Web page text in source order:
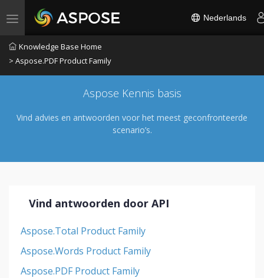
Toggle navigation Nederlands
Knowledge Base Home
> Aspose.PDF Product Family
Aspose Kennis basis
Vind advies en antwoorden voor het meest geconfronteerde
scenario’s.
Vind antwoorden door API
Aspose.Total Product Family
Aspose.Words Product Family
Aspose.PDF Product Family